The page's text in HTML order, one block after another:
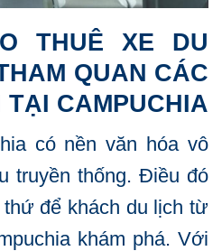
THUÊ XE DU
QUAN CÁC
CAMPUCHIA
có nền văn hóa vô
truyền thống. Điều đó
để khách du lịch từ
khám phá. Với